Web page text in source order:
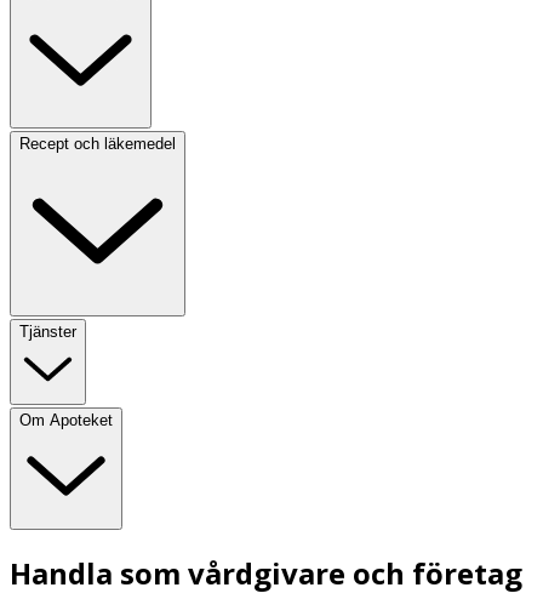
Recept och läkemedel
Tjänster
Om Apoteket
Handla som vårdgivare och företag